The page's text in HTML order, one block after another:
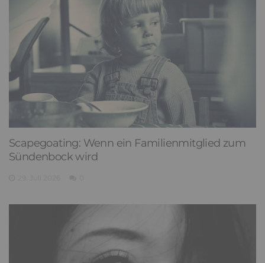
Scapegoating: Wenn ein Familienmitglied zum
Sündenbock wird